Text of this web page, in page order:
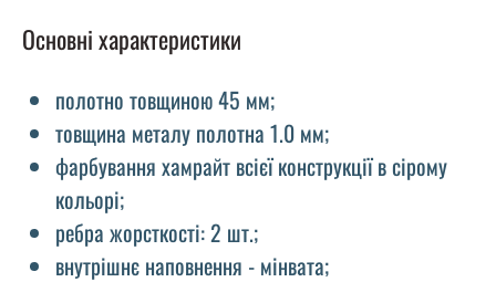
Основні характеристики
полотно товщиною 45 мм;
товщина металу полотна 1.0 мм;
фарбування хамрайт всієї конструкції в сірому
кольорі;
ребра жорсткості: 2 шт.;
внутрішнє наповнення - мінвата;